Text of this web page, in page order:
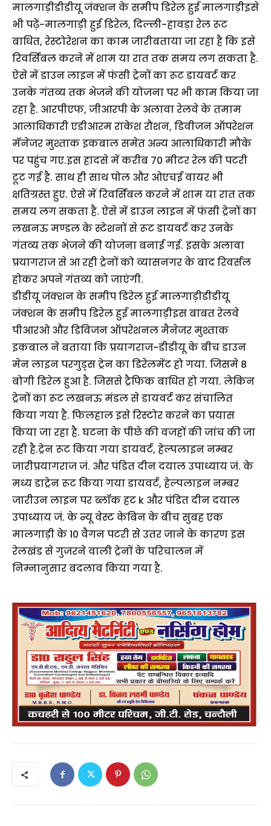
मालगाड़ीडीडीयू जंक्शन के समीप डिरेल हुई मालगाड़ीइसे
भी पढ़ें-मालगाड़ी हुई डिरेल, दिल्ली-हावड़ा रेल रूट
बाधित, रेस्टोरेशन का काम जारीबताया जा रहा है कि इसे
रिवर्सिबल करने में शाम या रात तक समय लग सकता है.
ऐसे में डाउन लाइन में फंसी ट्रेनों का रूट डायवर्ट कर
उनके गंतव्य तक भेजने की योजना पर भी काम किया जा
रहा है. आरपीएफ, जीआरपी के अलावा रेलवे के तमाम
आलाधिकारी एडीआरम राकेश रौशन, डिवीजन ऑपरेशन
मॅनेजर मुश्ताक इकबाल समेत अन्य आलाधिकारी मौके
पर पहुंच गए.इस हादसे में करीब 70 मीटर रेल की पटरी
टूट गई है. साथ ही साथ पोल और ओएचई वायर भी
क्षतिग्रस्त हुए. ऐसे में रिवर्सिबल करने में शाम या रात तक
समय लग सकता है. ऐसे में डाउन लाइन में फंसी ट्रेनों का
लखनऊ मण्डल के स्टेशनों से रूट डायवर्ट कर उनके
गंतव्य तक भेजने की योजना बनाई गई. इसके अलावा
प्रयागराज से आ रही ट्रेनों को व्यासनगर के बाद रिवर्सल
होकर अपने गंतव्य को जाएंगी.
डीडीयू जंक्शन के समीप डिरेल हुई मालगाड़ीडीडीयू
जंक्शन के समीप डिरेल हुई मालगाड़ीइस बाबत रेलवे
पीआरओ और डिविजन ऑपरेशनल मैनेजर मुश्ताक
इकबाल ने बताया कि प्रयागराज-डीडीयू के बीच डाउन
मेन लाइन परगुड्स ट्रेन का डिरेलमेंट हो गया. जिसमे 8
बोगी डिरेल हुआ है. जिससे ट्रैफिक बाधित हो गया. लेकिन
ट्रेनों का रूट लखनऊ मंडल से डायवर्ट कर संचालित
किया गया है. फिलहाल इसे रिस्टोर करने का प्रयास
किया जा रहा है. घटना के पीछे की वजहों की जांच की जा
रही है.ट्रेन रूट किया गया डायवर्ट, हेल्पलाइन नम्बर
जारीप्रयागराज जं. और पंडित दीन दयाल उपाध्याय जं. के
मध्य डाट्रेन रूट किया गया डायवर्ट, हेल्पलाइन नम्बर
जारीउन लाइन पर ब्लॉक हट k और पंडित दीन दयाल
उपाध्याय जं. के न्यू वेस्ट केबिन के बीच सुबह एक
मालगाड़ी के 10 वैगन पटरी से उतर जाने के कारण इस
रेलखंड से गुजरने वाली ट्रेनों के परिचालन में
निम्नानुसार बदलाव किया गया है.